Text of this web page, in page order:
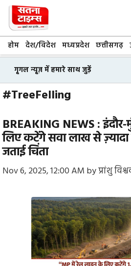
Skip
content
होम देश/विदेश मध्यप्रदेश छत्तीसगढ़
गूगल न्यूज़ में हमारे साथ जुड़ें
#TreeFelling
BREAKING NEWS :
लिए कटेंगे सवा लाख से ज़्यादा
जताई चिंता
Nov 6, 2025, 12:00 AM byप्रांशु